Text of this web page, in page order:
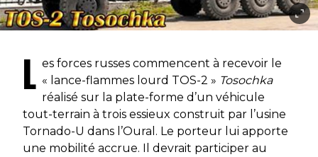
L es forces russes commencent à recevoir le
« lance-flammes lourd TOS-2 » Tosochka
réalisé sur la plate-forme d’un véhicule
tout-terrain à trois essieux construit par l’usine
Tornado-U dans l’Oural. Le porteur lui apporte
une mobilité accrue. Il devrait participer au